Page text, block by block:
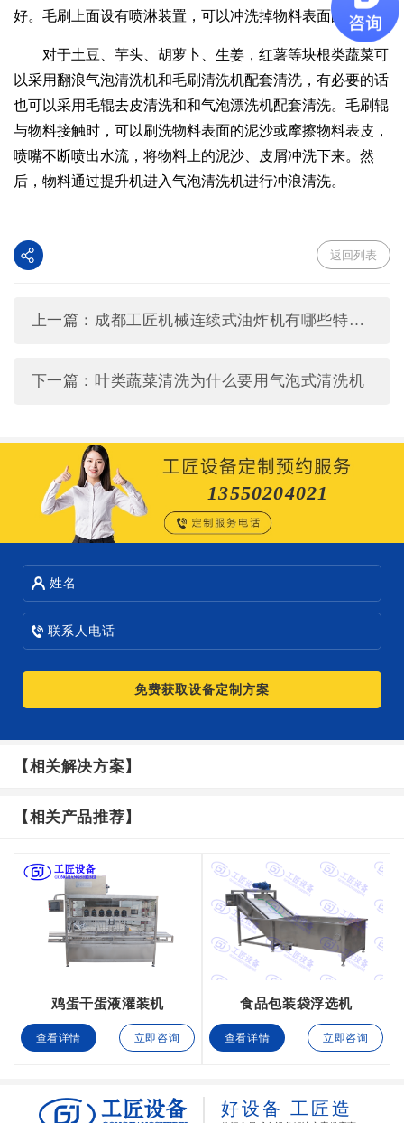
好。毛刷上面设有喷淋装置，可以冲洗掉物料表面的污垢。
对于土豆、芋头、胡萝卜、生姜，红薯等块根类蔬菜可
以采用翻浪气泡清洗机和毛刷清洗机配套清洗，有必要的话
也可以采用毛辊去皮清洗和和气泡漂洗机配套清洗。毛刷辊
与物料接触时，可以刷洗物料表面的泥沙或摩擦物料表皮，
喷嘴不断喷出水流，将物料上的泥沙、皮屑冲洗下来。然
后，物料通过提升机进入气泡清洗机进行冲浪清洗。
返回列表
上一篇：成都工匠机械连续式油炸机有哪些特点？
下一篇：叶类蔬菜清洗为什么要用气泡式清洗机
13550204021
姓名
联系人电话
【相关解决方案】
【相关产品推荐】
鸡蛋干蛋液灌装机
查看详情 立即咨询
食品包装袋浮选机
查看详情 立即咨询
好设备 工匠造